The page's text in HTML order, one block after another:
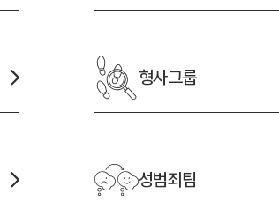
형사그룹
성범죄팀